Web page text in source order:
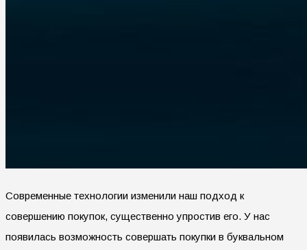
Современные технологии изменили наш подход к
совершению покупок, существенно упростив его. У нас
появилась возможность совершать покупки в буквальном